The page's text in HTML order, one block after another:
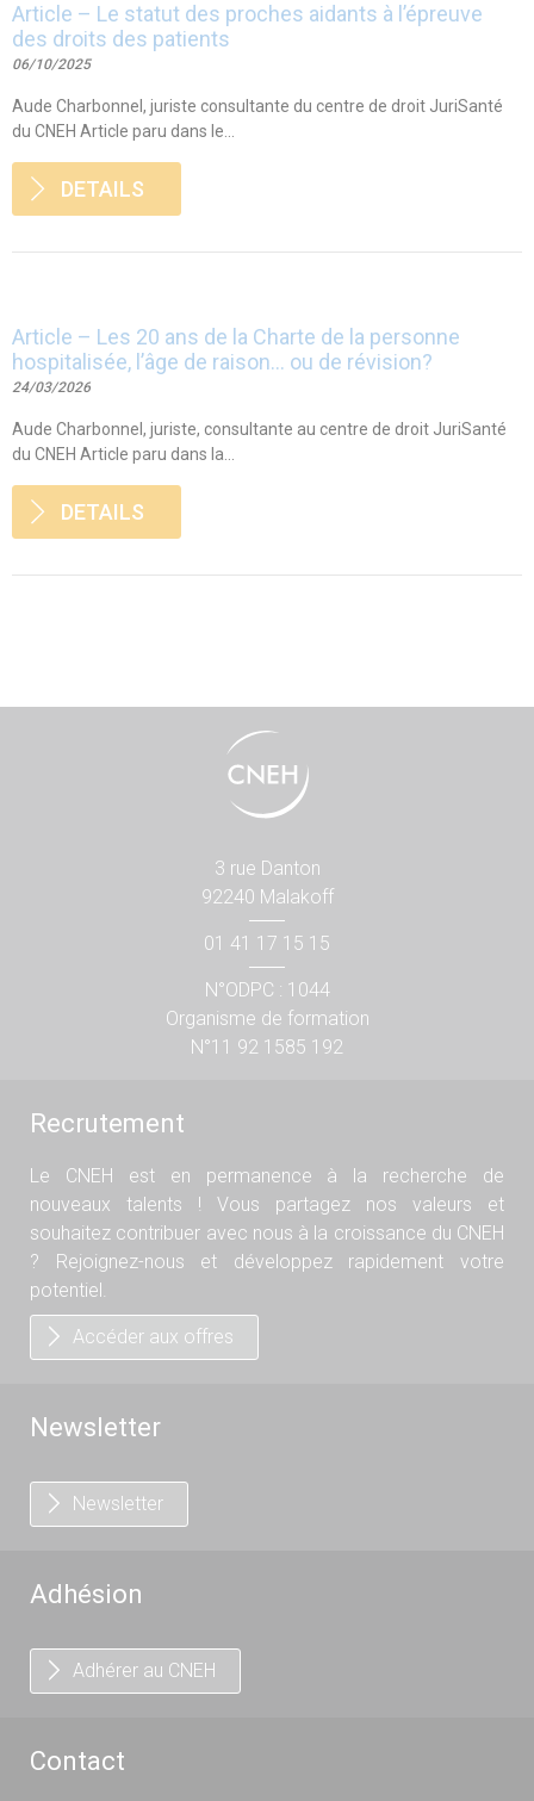
Article – Le statut des proches aidants à l’épreuve
des droits des patients
06/10/2025
Aude Charbonnel, juriste consultante du centre de droit JuriSanté
du CNEH Article paru dans le...
DETAILS
Article – Les 20 ans de la Charte de la personne
hospitalisée, l’âge de raison… ou de révision?
24/03/2026
Aude Charbonnel, juriste, consultante au centre de droit JuriSanté
du CNEH Article paru dans la...
DETAILS
3 rue Danton
92240 Malakoff
01 41 17 15 15
N°ODPC : 1044
Organisme de formation
N°11 92 1585 192
Recrutement
Le CNEH est en permanence à la recherche de
nouveaux talents ! Vous partagez nos valeurs et
souhaitez contribuer avec nous à la croissance du CNEH
? Rejoignez-nous et développez rapidement votre
potentiel.
Accéder aux offres
Newsletter
Newsletter
Adhésion
Adhérer au CNEH
Contact